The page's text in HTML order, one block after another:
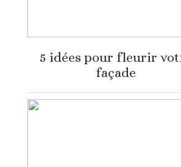
5 idées pour fleurir
façade